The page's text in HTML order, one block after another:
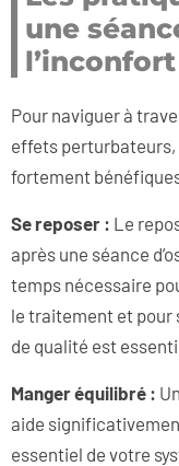
une
l’inconfort
Pour naviguer à
effets perturbateurs,
fortement
Se reposer : Le
après une séance
temps nécessaire
le traitement et pour
de qualité est
Manger équilibré :
aide
essentiel de votre